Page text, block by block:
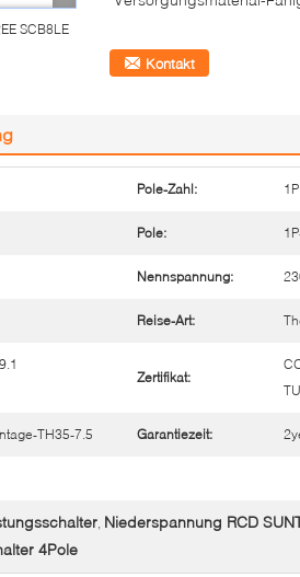
SCB8LE
Kontakt
Pole-Zahl:
Pole:
Nennspannung:
Reise-Art:
Zertifikat:
TH35-7.5 Garantiezeit:
, Niederspannung RCD
4Pole